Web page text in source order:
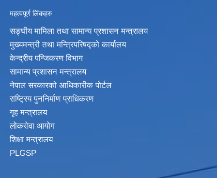
महत्वपूर्ण लिंकहरु
सङ्घीय मामिला तथा सामान्य प्रशासन मन्त्रालय
मुख्यमन्त्री तथा मन्त्रिपरिषद्‍को कार्यालय
केन्द्रीय पन्जिकरण विभाग
सामान्य प्रशासन मन्त्रालय
नेपाल सरकारको आधिकारीक पोर्टल
राष्ट्रिय पुननिर्माण प्राधिकरण
गृह मन्त्रालय
लोकसेवा आयोग
शिक्षा मन्त्रालय
PLGSP